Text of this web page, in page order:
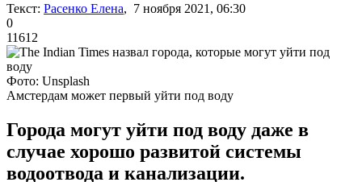
Текст: Расенко Елена, 7 ноября 2021, 06:30
0
11612
Фото: Unsplash
Амстердам может первый уйти под воду
Города могут уйти под воду даже в
случае хорошо развитой системы
водоотвода и канализации.